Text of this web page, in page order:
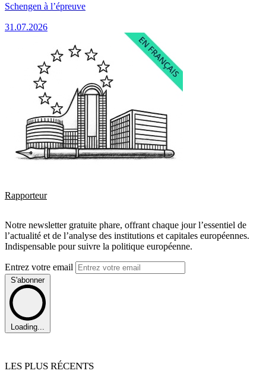
Schengen à l’épreuve
31.07.2026
Rapporteur
Notre newsletter gratuite phare, offrant chaque jour l’essentiel de
l’actualité et de l’analyse des institutions et capitales européennes.
Indispensable pour suivre la politique européenne.
Entrez votre email
S'abonner
Loading...
LES PLUS RÉCENTS